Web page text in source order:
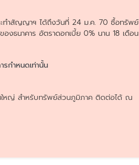
ะทำสัญญาฯ ได้ถึงวันที่ 24 ม.ค. 70 ซื้อทรัพย์
งธนาคาร อัตราดอกเบี้ย 0% นาน 18 เดือน
รกำหนดเท่านั้น
หญ่ สำหรับทรัพย์ส่วนภูมิภาค ติดต่อได้ ณ